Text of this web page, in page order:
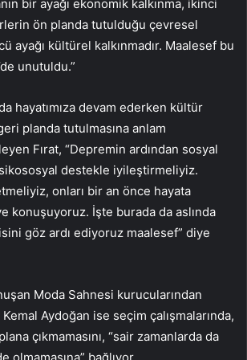
bir ayağı ekonomik kalkınma, ikinci
ön planda tutulduğu çevresel
ayağı kültürel kalkınmadır. Maalesef bu
unutuldu.”
hayatımıza devam ederken kültür
planda tutulmasına anlam
Fırat, “Depremin ardından sosyal
destekle iyileştirmeliyiz.
onları bir an önce hayata
konuşuyoruz. İşte burada da aslında
göz ardı ediyoruz maalesef” diye
Moda Sahnesi kurucularından
Aydoğan ise seçim çalışmalarında,
çıkmamasını, “sair zamanlarda da